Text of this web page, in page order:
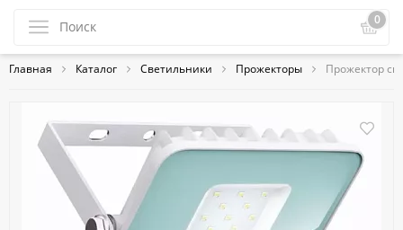
0
Главная Каталог Светильники Прожекторы Прожектор